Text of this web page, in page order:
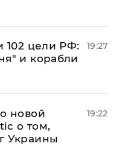
102 цели РФ:
и корабли
19:27
новой
о том,
Украины
19:22